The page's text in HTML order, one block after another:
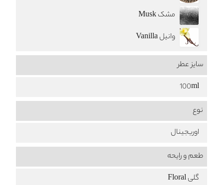
مشک Musk
وانیل Vanilla
سایز عطر
100ml
نوع
اوریجینال
طعم‌ و رایحه
گلی Floral